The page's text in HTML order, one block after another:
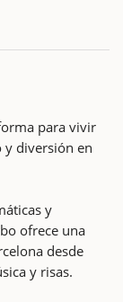
para vivir
y diversión en
y
ofrece una
desde
y risas.